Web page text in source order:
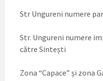
Str Ungureni numere
Str. Ungureni numere
către Sintești
Zona “Capace” și zona